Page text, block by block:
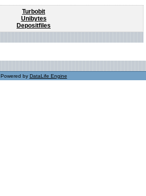
Turbobit
Unibytes
Depositfiles
Powered by DataLife Engine